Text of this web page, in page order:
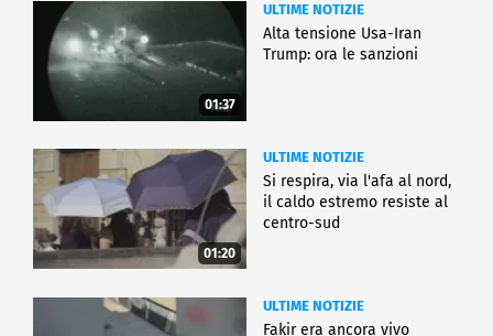
01:37
ULTIME NOTIZIE
Alta tensione Usa-Iran
Trump: ora le sanzioni
01:20
ULTIME NOTIZIE
Si respira, via l'afa al nord,
il caldo estremo resiste al
centro-sud
ULTIME NOTIZIE
Fakir era ancora vivo